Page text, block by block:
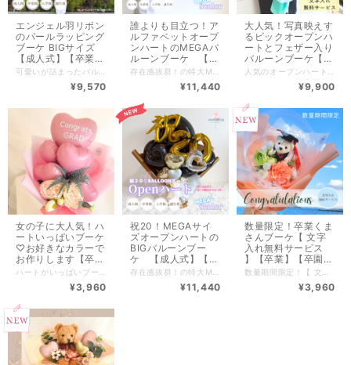
エンジェル羽リボン
のパールラッピング
ブーケ BIGサイズ
【成人式】【卒業
式】【入学式】【ブ
い】【卒業バルー
¥9,570
誰よりも目立つ！ア
ルファベットオープ
ンハートのMEGAバ
ルーンブーケ 【成
人式】【卒業式】
ケ】【誕生日祝い】
【卒業バルーン】
¥11,440
大人気！写真映えす
るビックオープンハ
ートとフェザー入り
バルーンブーケ【文
字入れ無料】【卒
¥9,900
女の子に大人気！ハ
ートいっぱいブーケ
♡お好きなカラーで
お作りします【卒
業】【卒園】【入
¥3,960
祝20！MEGAサイ
ズオープンハートの
BIGバルーンブー
ケ 【成人式】【卒
業】【入学式】【ブ
い】BIGバルーン
¥11,440
数量限定！卒業くま
さんブーケ【 文字
入れ無料サービス
】【卒業】【卒園】
【お祝い】
¥3,960